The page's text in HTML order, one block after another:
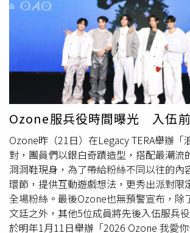
到拍攝的感覺，後來決定嘗試平時拍照不
可愛、搞怪樣樣來，笑說：「覺得自己
效很好。」佳辰也努力擺出各式不會出現
情，笑問：「邊拍邊想這樣真的可以嗎？
驗。」哲言為了這次的拍攝特別剪短頭髮
淨俐落、乖一點，結果不管怎麼弄還是脫
煥鈞不斷說他很像偷吃糖果被
不下來，子翔也補充：「在其他成員拍的
指定動作，氣氛非常歡樂。」Ozone打造
珍藏。（圖／索尼音樂提供）回想起自己
照， 煥鈞表示因為這次拍攝，特別看了自
忍不住「欸額」一聲，笑說：「怎麼看怎
滿意自己以前的證件照，「證件照一定要
海總是弄巧成拙，硬被撥成中分」子翔表
輩圍繞，會很緊張，最後乾脆去路邊的自
為拍證件照時耳朵露不出來，攝影師在他
Ozone服兵役時間曝光 入伍
Ozone昨（21日）在Legacy TERA舉辦「
對，團員們以銀白奇蹟造型，搭配最潮流
洞洞鞋現身，為了帶給粉絲不同以往的內
環節，提供互動遊戲想法，更秀出派對限
全場粉絲。最後Ozone也無預警宣布，除
文廷之外，其他5位成員將先後入伍服兵
於明年1月11日舉辦「2026 Ozone 我愛